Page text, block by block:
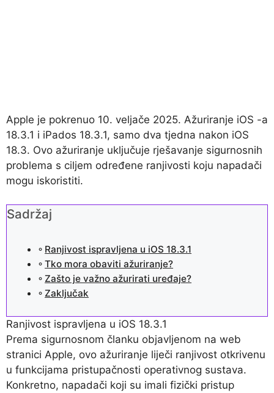
Apple je pokrenuo 10. veljače 2025. Ažuriranje iOS -a
18.3.1 i iPados 18.3.1, samo dva tjedna nakon iOS
18.3. Ovo ažuriranje uključuje rješavanje sigurnosnih
problema s ciljem određene ranjivosti koju napadači
mogu iskoristiti.
Sadržaj
Ranjivost ispravljena u iOS 18.3.1
Tko mora obaviti ažuriranje?
Zašto je važno ažurirati uređaje?
Zaključak
Ranjivost ispravljena u iOS 18.3.1
Prema sigurnosnom članku objavljenom na web
stranici Apple, ovo ažuriranje liječi ranjivost otkrivenu
u funkcijama pristupačnosti operativnog sustava.
Konkretno, napadači koji su imali fizički pristup